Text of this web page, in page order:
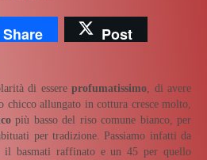
Share Post
di essereprofumatissimo , di avere
chicco allungato in cottura cresce molto,
più basso del riso comune bianco, per
per tradizione. Passiamo infatti da
basmati raffinato e un 45 per quello